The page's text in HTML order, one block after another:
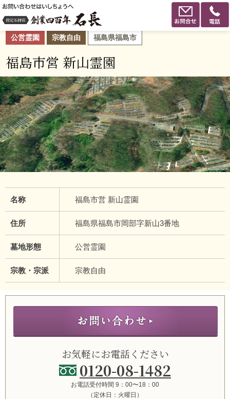
公営霊園 宗教自由 福島県福島市
福島市営 新山霊園
名称 福島市営 新山霊園
住所 福島県福島市岡部字新山3番地
墓地形態 公営霊園
宗教・宗派 宗教自由
お気軽にお電話ください
0120-08-1482
お電話受付時間 9：00〜18：00
（定休日：火曜日）